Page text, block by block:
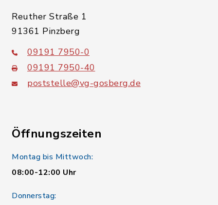
Reuther Straße 1
91361 Pinzberg
09191 7950-0
09191 7950-40
poststelle@vg-gosberg.de
Öffnungszeiten
Montag bis Mittwoch:
08:00-12:00 Uhr
Donnerstag: